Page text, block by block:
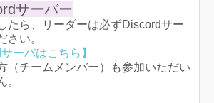
サーバー
たら、リーダーは必ずDiscordサー
さい。
ーバはこちら】
（チームメンバー）も参加いただい
。